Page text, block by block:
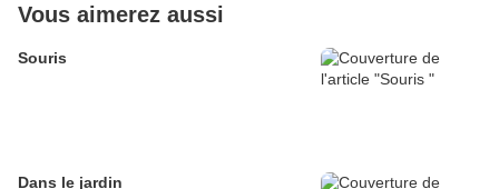
Vous aimerez aussi
Souris
Dans le jardin